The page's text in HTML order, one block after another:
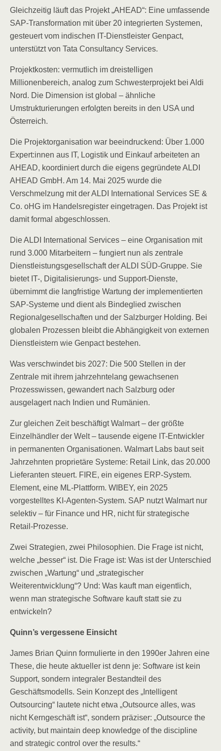
Gleichzeitig läuft das Projekt „AHEAD“: Eine umfassende
SAP-Transformation mit über 20 integrierten Systemen,
gesteuert vom indischen IT-Dienstleister Genpact,
unterstützt von Tata Consultancy Services.
Projektkosten: vermutlich im dreistelligen
Millionenbereich, analog zum Schwesterprojekt bei Aldi
Nord. Die Dimension ist global – ähnliche
Umstrukturierungen erfolgten bereits in den USA und
Österreich.
Die Projektorganisation war beeindruckend: Über 1.000
Expert:innen aus IT, Logistik und Einkauf arbeiteten an
AHEAD, koordiniert durch die eigens gegründete ALDI
AHEAD GmbH. Am 14. Mai 2025 wurde die
Verschmelzung mit der ALDI International Services SE &
Co. oHG im Handelsregister eingetragen. Das Projekt ist
damit formal abgeschlossen.
Die ALDI International Services – eine Organisation mit
rund 3.000 Mitarbeitern – fungiert nun als zentrale
Dienstleistungsgesellschaft der ALDI SÜD-Gruppe. Sie
bietet IT-, Digitalisierungs- und Support-Dienste,
übernimmt die langfristige Wartung der implementierten
SAP-Systeme und dient als Bindeglied zwischen
Regionalgesellschaften und der Salzburger Holding. Bei
globalen Prozessen bleibt die Abhängigkeit von externen
Dienstleistern wie Genpact bestehen.
Was verschwindet bis 2027: Die 500 Stellen in der
Zentrale mit ihrem jahrzehntelang gewachsenen
Prozesswissen, gewandert nach Salzburg oder
ausgelagert nach Indien und Rumänien.
Zur gleichen Zeit beschäftigt Walmart – der größte
Einzelhändler der Welt – tausende eigene IT-Entwickler
in permanenten Organisationen. Walmart Labs baut seit
Jahrzehnten proprietäre Systeme: Retail Link, das 20.000
Lieferanten steuert. FIRE, ein eigenes ERP-System.
Element, eine ML-Plattform. WIBEY, ein 2025
vorgestelltes KI-Agenten-System. SAP nutzt Walmart nur
selektiv – für Finance und HR, nicht für strategische
Retail-Prozesse.
Zwei Strategien, zwei Philosophien. Die Frage ist nicht,
welche „besser“ ist. Die Frage ist: Was ist der Unterschied
zwischen „Wartung“ und „strategischer
Weiterentwicklung“? Und: Was kauft man eigentlich,
wenn man strategische Software kauft statt sie zu
entwickeln?
Quinn’s vergessene Einsicht
James Brian Quinn formulierte in den 1990er Jahren eine
These, die heute aktueller ist denn je: Software ist kein
Support, sondern integraler Bestandteil des
Geschäftsmodells. Sein Konzept des „Intelligent
Outsourcing“ lautete nicht etwa „Outsource alles, was
nicht Kerngeschäft ist“, sondern präziser: „Outsource the
activity, but maintain deep knowledge of the discipline
and strategic control over the results.“